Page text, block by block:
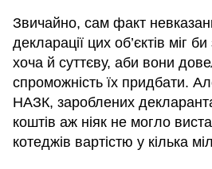
Звичайно, сам факт
декларації цих об’єктів міг
хоча й суттєву, аби вони
спроможність їх придбати.
НАЗК, зароблених
коштів аж ніяк не могло
котеджів вартістю у кілька